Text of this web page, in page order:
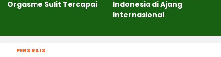
Orgasme Sulit Tercapai
Indonesia di Ajang
Internasional
PERS RILIS